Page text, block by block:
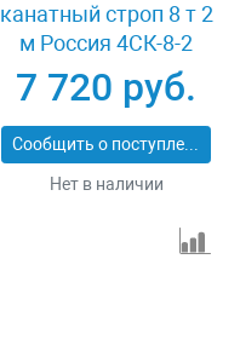
канатный строп 8 т 2
м Россия 4СК-8-2
7 720 руб.
Сообщить о поступлении
Нет в наличии